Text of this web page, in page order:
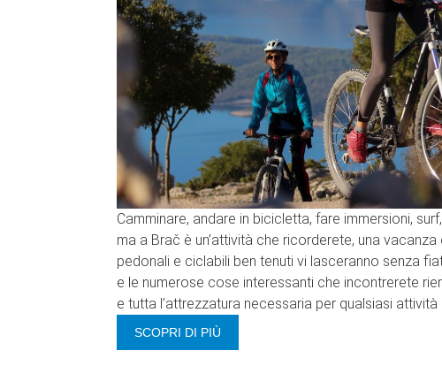
Camminare, andare in bicicletta, fare immersioni,
ma a Brač è un’attività che ricorderete, una
pedonali e ciclabili ben tenuti vi lasceranno senza
e le numerose cose interessanti che incontrerete
e tutta l’attrezzatura necessaria per qualsiasi attività
SCOPRI DI PIÙ